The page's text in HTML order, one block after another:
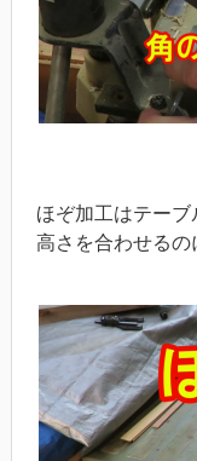
ほぞ加工はテーブ
高さを合わせるの